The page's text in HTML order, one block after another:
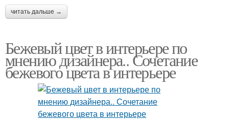
читать дальше →
Бежевый цвет в интерьере по
мнению дизайнера.. Сочетание
бежевого цвета в интерьере